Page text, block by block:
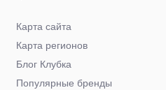
Карта сайта
Карта регионов
Блог Клубка
Популярные бренды